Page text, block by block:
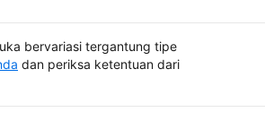
bervariasi tergantung tipe
dan periksa ketentuan dari